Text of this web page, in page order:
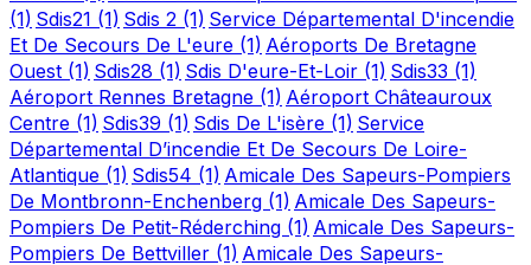
(1) Sdis21 (1) Sdis 2 (1) Service Départemental D'incendie
Et De Secours De L'eure (1) Aéroports De Bretagne
Ouest (1) Sdis28 (1) Sdis D'eure-Et-Loir (1) Sdis33 (1)
Aéroport Rennes Bretagne (1) Aéroport Châteauroux
Centre (1) Sdis39 (1) Sdis De L'isère (1) Service
Départemental D’incendie Et De Secours De Loire-
Atlantique (1) Sdis54 (1) Amicale Des Sapeurs-Pompiers
De Montbronn-Enchenberg (1) Amicale Des Sapeurs-
Pompiers De Petit-Réderching (1) Amicale Des Sapeurs-
Pompiers De Bettviller (1) Amicale Des Sapeurs-